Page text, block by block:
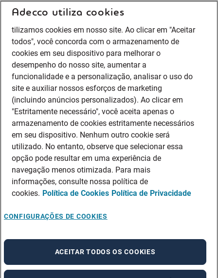
Adecco utiliza cookies
tilizamos cookies em nosso site. Ao clicar em "Aceitar
todos", você concorda com o armazenamento de
cookies em seu dispositivo para melhorar o
desempenho do nosso site, aumentar a
funcionalidade e a personalização, analisar o uso do
site e auxiliar nossos esforços de marketing
(incluindo anúncios personalizados). Ao clicar em
"Estritamente necessário", você aceita apenas o
armazenamento de cookies estritamente necessários
em seu dispositivo. Nenhum outro cookie será
utilizado. No entanto, observe que selecionar essa
opção pode resultar em uma experiência de
navegação menos otimizada. Para mais
informações, consulte nossa política de
cookies. Política de Cookies Política de Privacidade
CONFIGURAÇÕES DE COOKIES
ACEITAR TODOS OS COOKIES